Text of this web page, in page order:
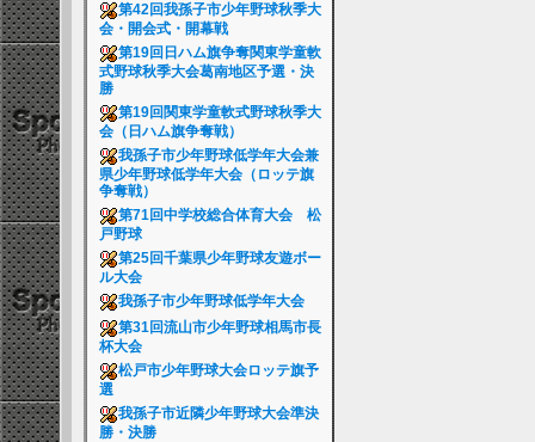
第42回我孫子市少年野球秋季大
会・開会式・開幕戦
第19回日ハム旗争奪関東学童軟
式野球秋季大会葛南地区予選・決
勝
第19回関東学童軟式野球秋季大
会（日ハム旗争奪戦）
我孫子市少年野球低学年大会兼
県少年野球低学年大会（ロッテ旗
争奪戦）
第71回中学校総合体育大会 松
戸野球
第25回千葉県少年野球友遊ボー
ル大会
我孫子市少年野球低学年大会
第31回流山市少年野球相馬市長
杯大会
松戸市少年野球大会ロッテ旗予
選
我孫子市近隣少年野球大会準決
勝・決勝